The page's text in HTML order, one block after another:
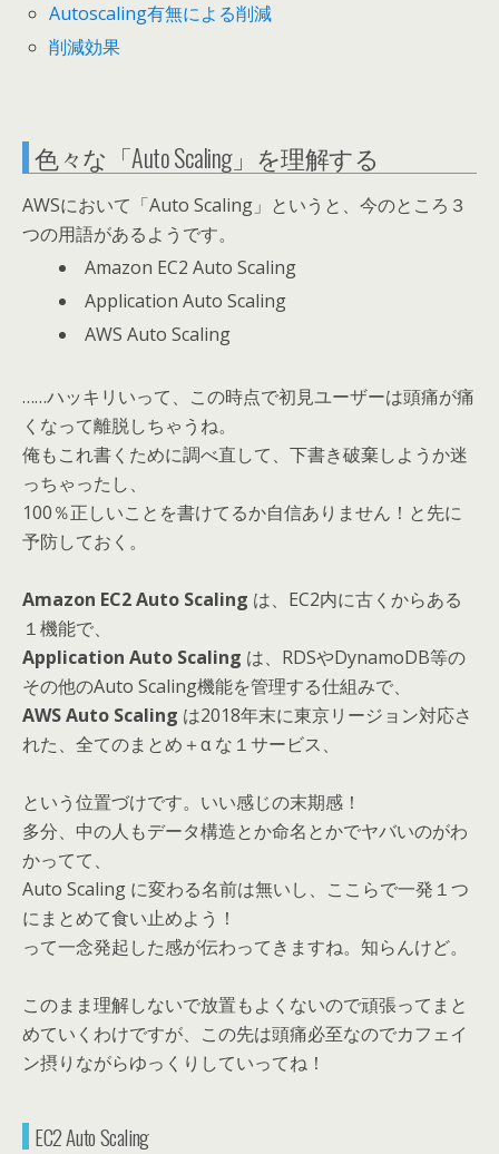
Autoscaling有無による削減
削減効果
色々な「Auto Scaling」を理解する
AWSにおいて「Auto Scaling」というと、今のところ３
つの用語があるようです。
Amazon EC2 Auto Scaling
Application Auto Scaling
AWS Auto Scaling
……ハッキリいって、この時点で初見ユーザーは頭痛が痛
くなって離脱しちゃうね。
俺もこれ書くために調べ直して、下書き破棄しようか迷
っちゃったし、
100％正しいことを書けてるか自信ありません！と先に
予防しておく。
Amazon EC2 Auto Scaling は、EC2内に古くからある
１機能で、
Application Auto Scaling は、RDSやDynamoDB等の
その他のAuto Scaling機能を管理する仕組みで、
AWS Auto Scaling は2018年末に東京リージョン対応さ
れた、全てのまとめ＋α な１サービス、
という位置づけです。いい感じの末期感！
多分、中の人もデータ構造とか命名とかでヤバいのがわ
かってて、
Auto Scaling に変わる名前は無いし、ここらで一発１つ
にまとめて食い止めよう！
って一念発起した感が伝わってきますね。知らんけど。
このまま理解しないで放置もよくないので頑張ってまと
めていくわけですが、この先は頭痛必至なのでカフェイ
ン摂りながらゆっくりしていってね！
EC2 Auto Scaling